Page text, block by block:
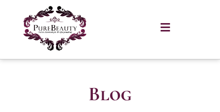
Blog